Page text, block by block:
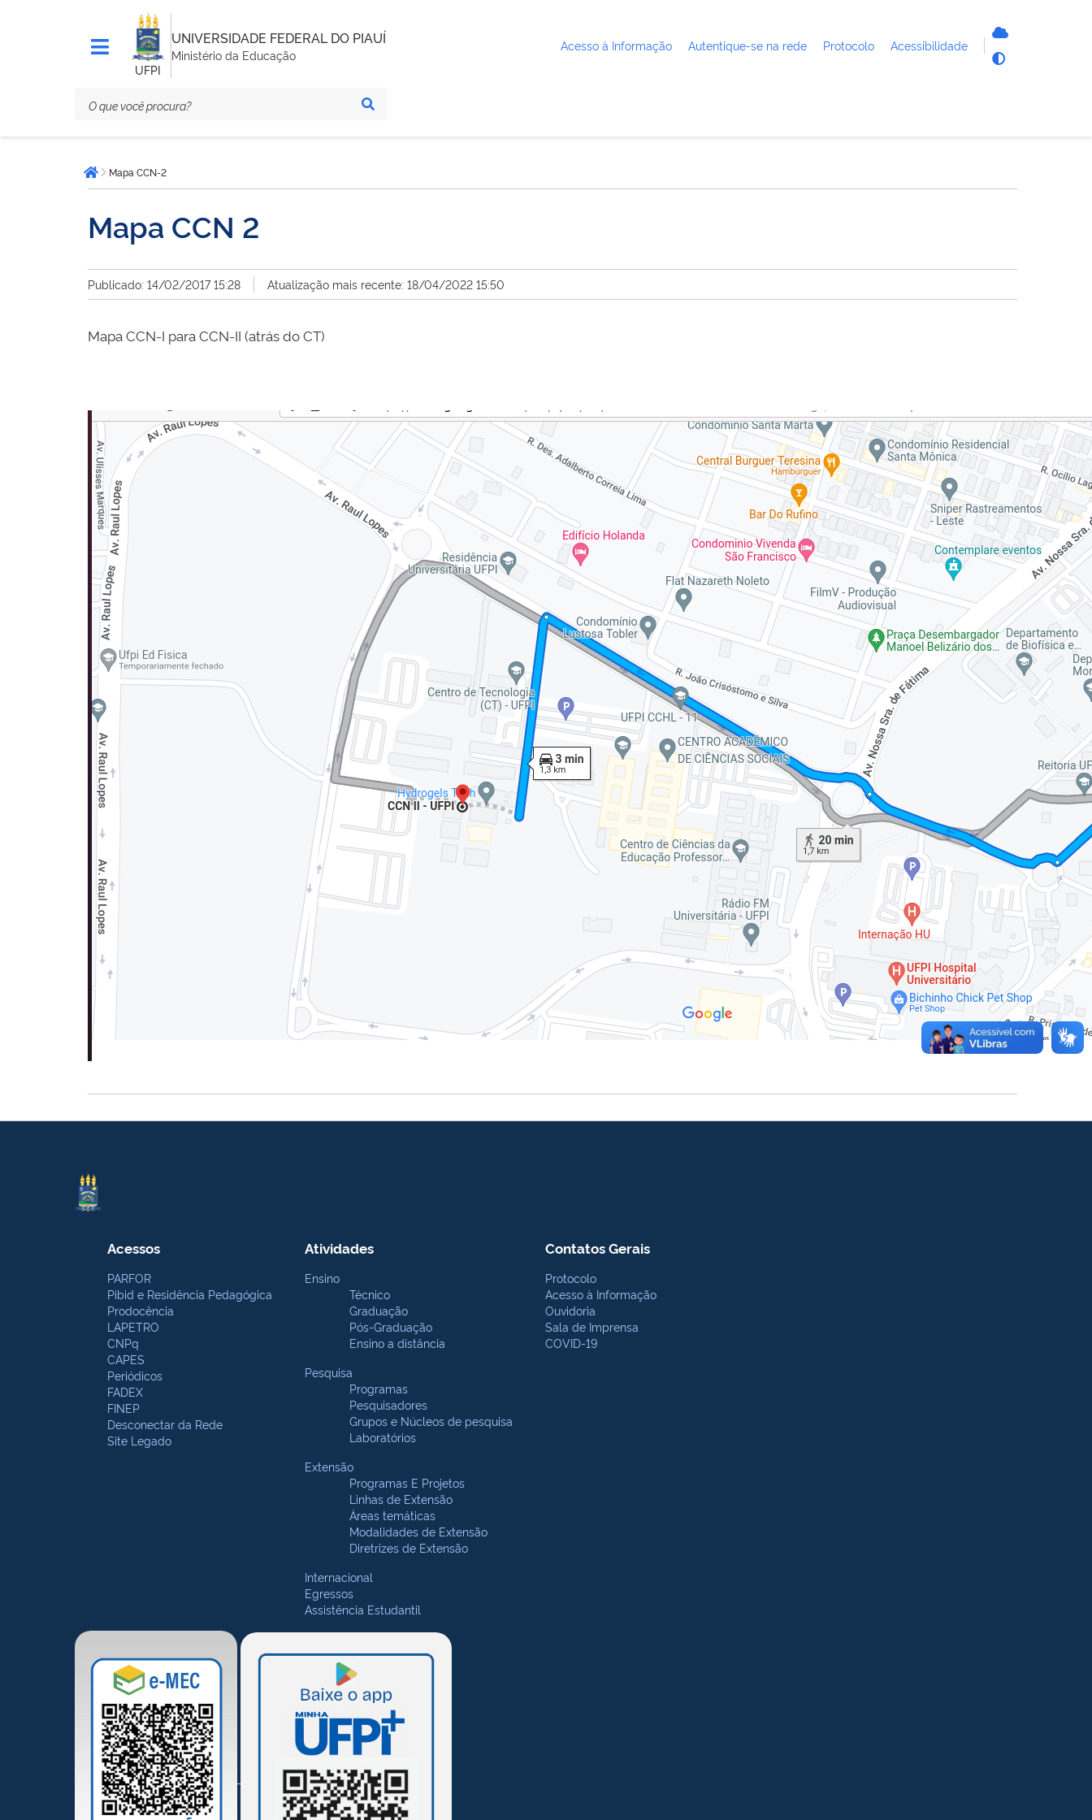
UFPI
UNIVERSIDADE FEDERAL DO PIAUÍ
Ministério da Educação
Acesso à Informação Autentique-se na rede Protocolo Acessibilidade
está
aqui:Página inicial
Mapa CCN-2
Mapa CCN 2
Publicado: 14/02/2017 15:28 Atualização mais recente: 18/04/2022 15:50
Mapa CCN-I para CCN-II (atrás do CT)
Acessos
PARFOR
Pibid e Residência Pedagógica
Prodocência
LAPETRO
CNPq
CAPES
Periódicos
FADEX
FINEP
Desconectar da Rede
Site Legado
Atividades
Ensino
Técnico
Graduação
Pós-Graduação
Ensino a distância
Pesquisa
Programas
Pesquisadores
Grupos e Núcleos de pesquisa
Laboratórios
Extensão
Programas E Projetos
Linhas de Extensão
Áreas temáticas
Modalidades de Extensão
Diretrizes de Extensão
Internacional
Egressos
Assistência Estudantil
Contatos Gerais
Protocolo
Acesso à Informação
Ouvidoria
Sala de Imprensa
COVID-19